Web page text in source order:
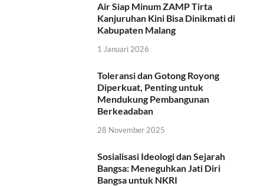
Air Siap Minum ZAMP Tirta
Kanjuruhan Kini Bisa Dinikmati di
Kabupaten Malang
1 Januari 2026
Toleransi dan Gotong Royong
Diperkuat, Penting untuk
Mendukung Pembangunan
Berkeadaban
28 November 2025
Sosialisasi Ideologi dan Sejarah
Bangsa: Meneguhkan Jati Diri
Bangsa untuk NKRI